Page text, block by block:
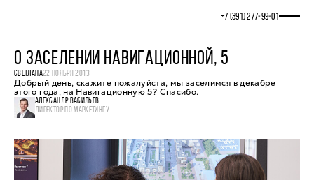
+7 (391) 277‒99‒01
О ЗАСЕЛЕНИИ НАВИГАЦИОННОЙ, 5
СВЕТЛАНА22 НОЯБРЯ 2013
Добрый день, скажите пожалуйста, мы заселимся в декабре
этого года, на Навигационную 5? Спасибо.
АЛЕКСАНДР ВАСИЛЬЕВ
ДИРЕКТОР ПО МАРКЕТИНГУ